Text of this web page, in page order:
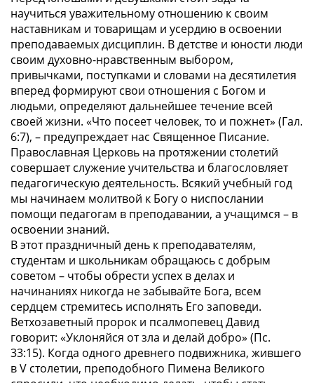
научиться уважительному отношению к своим
наставникам и товарищам и усердию в освоении
преподаваемых дисциплин. В детстве и юности люди
своим духовно-нравственным выбором,
привычками, поступками и словами на десятилетия
вперед формируют свои отношения с Богом и
людьми, определяют дальнейшее течение всей
своей жизни. «Что посеет человек, то и пожнет» (Гал.
6:7), – предупреждает нас Священное Писание.
Православная Церковь на протяжении столетий
совершает служение учительства и благословляет
педагогическую деятельность. Всякий учебный год
мы начинаем молитвой к Богу о ниспослании
помощи педагогам в преподавании, а учащимся – в
освоении знаний.
В этот праздничный день к преподавателям,
студентам и школьникам обращаюсь с добрым
советом – чтобы обрести успех в делах и
начинаниях никогда не забывайте Бога, всем
сердцем стремитесь исполнять Его заповеди.
Ветхозаветный пророк и псалмопевец Давид
говорит: «Уклоняйся от зла и делай добро» (Пс.
33:15). Когда одного древнего подвижника, жившего
в V столетии, преподобного Пимена Великого